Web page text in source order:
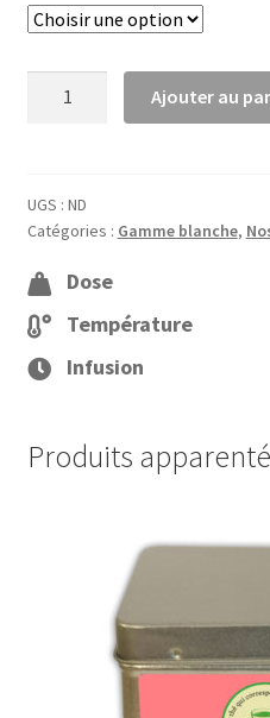
Un
amour
violette
Ajouter au
UGS : ND
Catégories : Gamme blanche,
Dose
Température
Infusion
Produits